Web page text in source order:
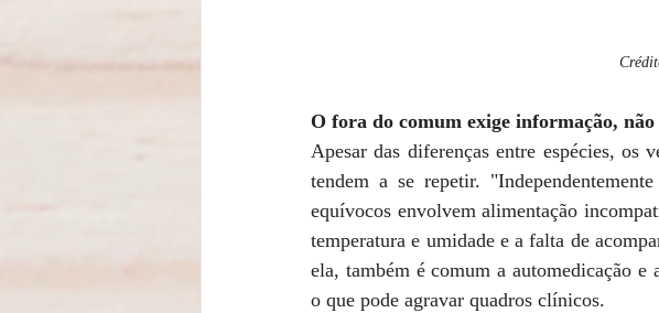
O fora do comum exige informação,
Apesar das diferenças entre espécies, os
tendem a se repetir.
equívocos envolvem alimentação
temperatura e umidade e a falta de
ela, também é comum a automedicação e
o que pode agravar quadros clínicos.